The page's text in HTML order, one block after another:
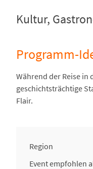
Kultur,
Programm-
Während der Reise in
geschichtsträchtige
Flair.
Region
Event empfohlen